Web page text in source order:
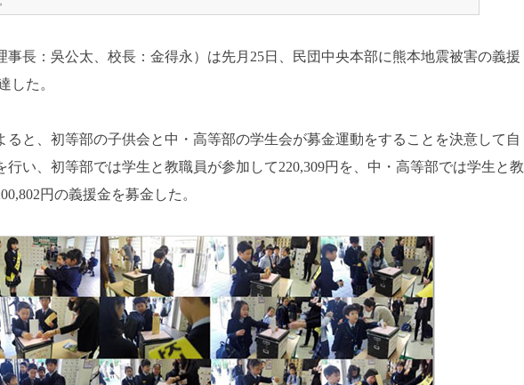
事長：吳公太、校長：金得永）は先月25日、民団中央本部に熊本地震被害の義援
した。
ると、初等部の子供会と中・高等部の学生会が募金運動をすることを決意して自
行い、初等部では学生と教職員が参加して220,309円を、中・高等部では学生と教
円の義援金を募金した。